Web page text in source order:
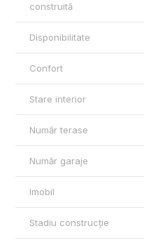
construită
Disponibilitate
Confort
Stare interior
Număr terase
Număr garaje
Imobil
Stadiu construcție